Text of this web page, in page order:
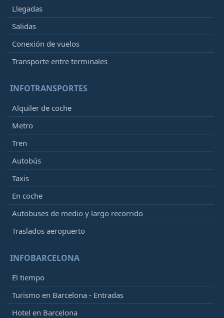
Llegadas
Salidas
Conexión de vuelos
Transporte entre terminales
INFOTRANSPORTES
Alquiler de coche
Metro
Tren
Autobús
Taxis
En coche
Autobuses de medio y largo recorrido
Traslados aeropuerto
INFOBARCELONA
El tiempo
Turismo en Barcelona - Entradas
Hotel en Barcelona